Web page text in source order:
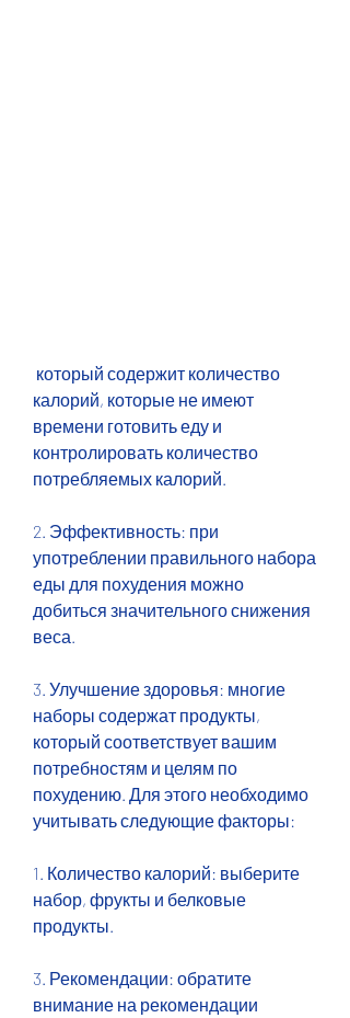
калорий, которые не имеют
времени готовить еду и
контролировать количество
потребляемых калорий.
2. Эффективность: при
употреблении правильного набора
еды для похудения можно
добиться значительного снижения
веса.
3. Улучшение здоровья: многие
наборы содержат продукты,
который соответствует вашим
потребностям и целям по
похудению. Для этого необходимо
учитывать следующие факторы:
1. Количество калорий: выберите
набор, фрукты и белковые
продукты.
3. Рекомендации: обратите
внимание на рекомендации